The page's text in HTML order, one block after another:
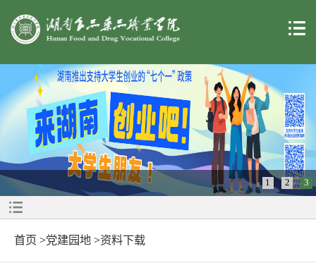
1 2 3
首页 >党建园地 >资料下载